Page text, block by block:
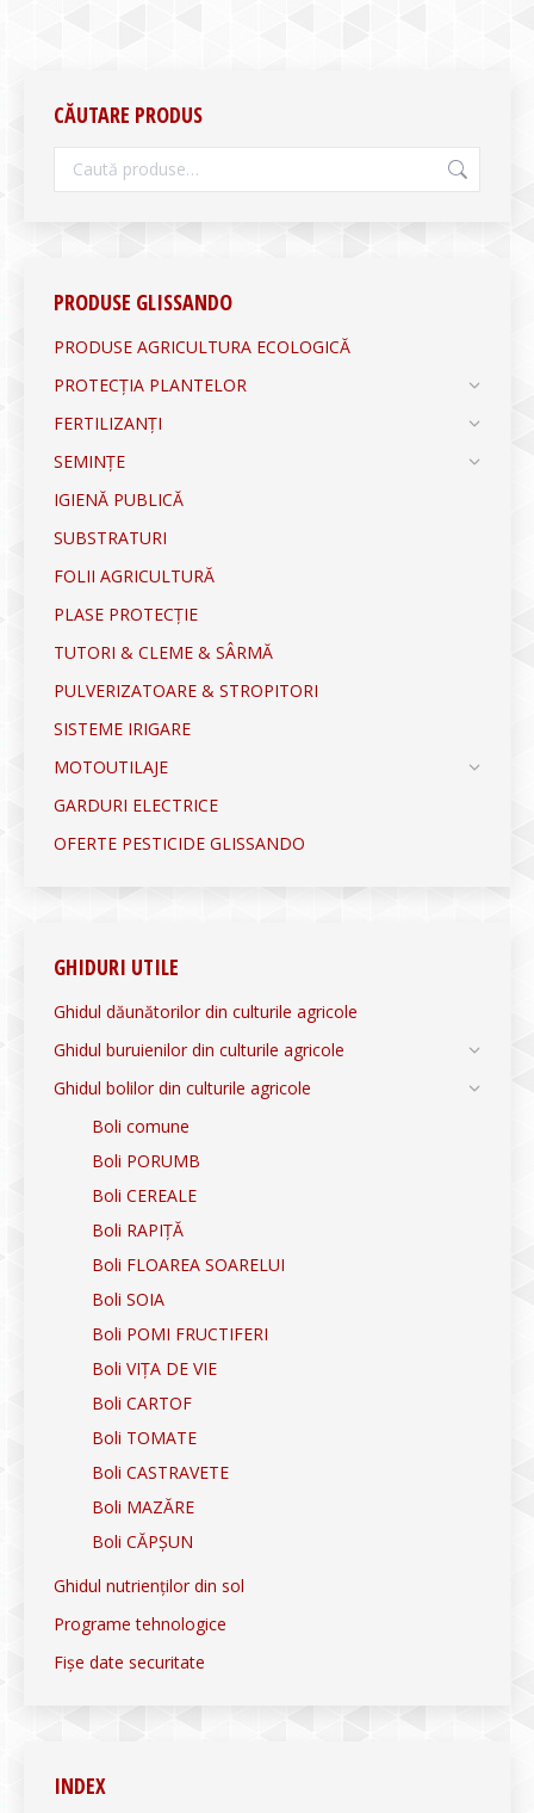
CĂUTARE PRODUS
PRODUSE GLISSANDO
PRODUSE AGRICULTURA ECOLOGICĂ
PROTECȚIA PLANTELOR
FERTILIZANȚI
SEMINȚE
IGIENĂ PUBLICĂ
SUBSTRATURI
FOLII AGRICULTURĂ
PLASE PROTECȚIE
TUTORI & CLEME & SÂRMĂ
PULVERIZATOARE & STROPITORI
SISTEME IRIGARE
MOTOUTILAJE
GARDURI ELECTRICE
OFERTE PESTICIDE GLISSANDO
GHIDURI UTILE
Ghidul dăunătorilor din culturile agricole
Ghidul buruienilor din culturile agricole
Ghidul bolilor din culturile agricole
Boli comune
Boli PORUMB
Boli CEREALE
Boli RAPIȚĂ
Boli FLOAREA SOARELUI
Boli SOIA
Boli POMI FRUCTIFERI
Boli VIȚA DE VIE
Boli CARTOF
Boli TOMATE
Boli CASTRAVETE
Boli MAZĂRE
Boli CĂPȘUN
Ghidul nutrienților din sol
Programe tehnologice
Fișe date securitate
INDEX